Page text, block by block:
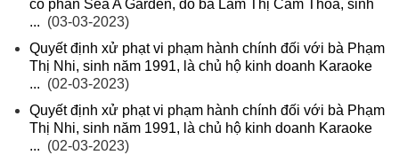
cổ phần Sea A Garden, do bà Lâm Thị Cẩm Thoa, sinh
... (03-03-2023)
Quyết định xử phạt vi phạm hành chính đối với bà Phạm
Thị Nhi, sinh năm 1991, là chủ hộ kinh doanh Karaoke
... (02-03-2023)
Quyết định xử phạt vi phạm hành chính đối với bà Phạm
Thị Nhi, sinh năm 1991, là chủ hộ kinh doanh Karaoke
... (02-03-2023)